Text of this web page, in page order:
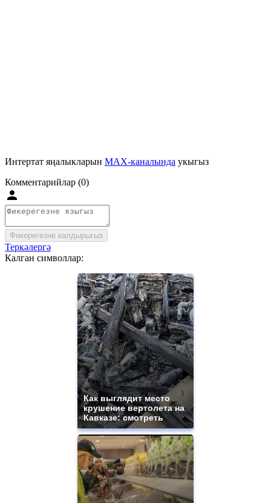
Интертат яңалыкларын MAX-каналында укыгыз
Комментарийлар (0)
Фикерегезне калдырыгыз
Теркәлергә
Калган символлар:
Как выглядит место
крушение вертолета на
Кавказе: смотреть